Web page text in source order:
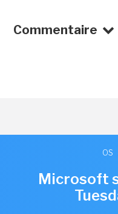
Commentaire
OS
Microsoft